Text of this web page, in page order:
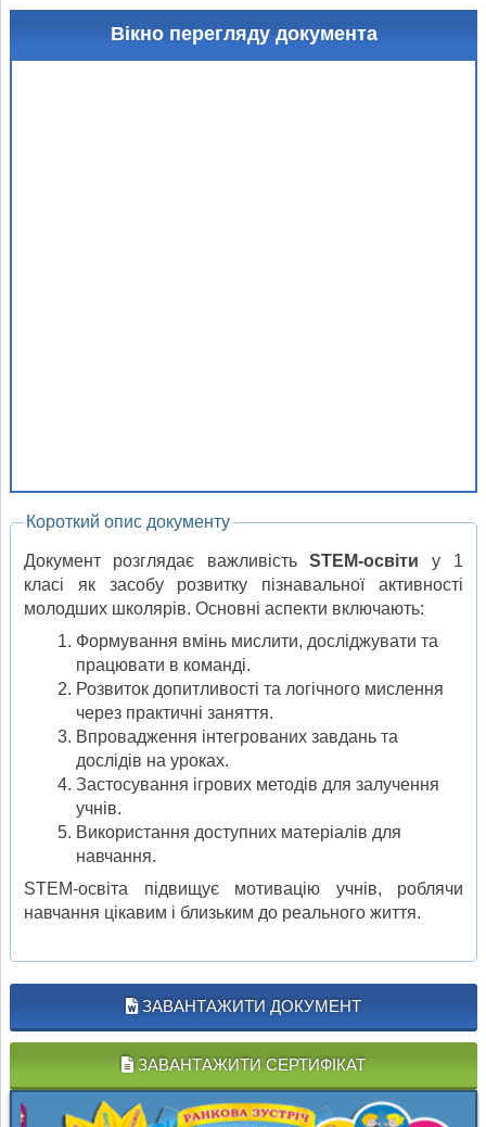
Вікно перегляду документа
Короткий опис документу
Документ розглядає важливість STEM-освіти у 1
класі як засобу розвитку пізнавальної активності
молодших школярів. Основні аспекти включають:
Формування вмінь мислити, досліджувати та
працювати в команді.
Розвиток допитливості та логічного мислення
через практичні заняття.
Впровадження інтегрованих завдань та
дослідів на уроках.
Застосування ігрових методів для залучення
учнів.
Використання доступних матеріалів для
навчання.
STEM-освіта підвищує мотивацію учнів, роблячи
навчання цікавим і близьким до реального життя.
ЗАВАНТАЖИТИ ДОКУМЕНТ
ЗАВАНТАЖИТИ СЕРТИФІКАТ